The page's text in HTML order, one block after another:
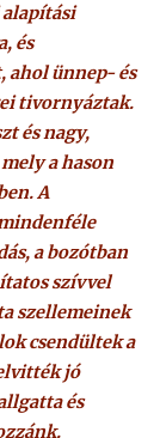
alapítási
és
ahol ünnep- és
tivornyáztak.
és nagy,
a hason
A
a bozótban
szívvel
szellemeinek
csendültek a
jó
és